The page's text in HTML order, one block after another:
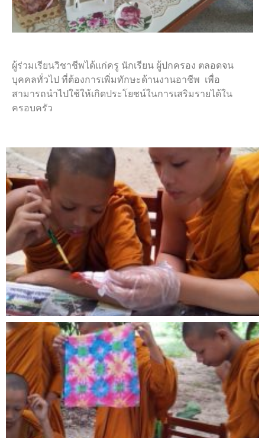
ผู้ร่วมเรียนวิชาชีพได้แก่ครู นักเรียน ผู้ปกครอง ตลอดจน
บุคคลทั่วไป ที่ต้องการเพิ่มทักษะด้านงานอาชีพ เพื่อ
สามารถนำไปใช้ให้เกิดประโยชน์ในการเสริมรายได้ใน
ครอบครัว